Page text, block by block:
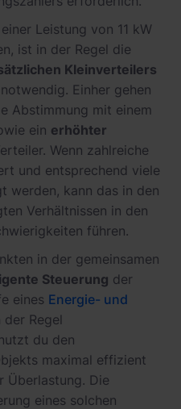
Leistung von 11 kW
ist in der Regel die
Kleinverteilers
Einher gehen
Abstimmung mit einem
ein erhöhter
Wenn zahlreiche
und entsprechend viele
werden, kann das in den
Verhältnissen in den
führen.
in der gemeinsamen
Steuerung der
eines Energie- und
der Regel
du den
maximal effizient
Überlastung. Die
eines solchen